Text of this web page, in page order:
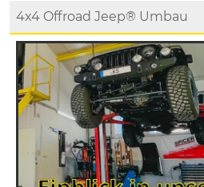
4x4 Offroad Jeep® Umbau